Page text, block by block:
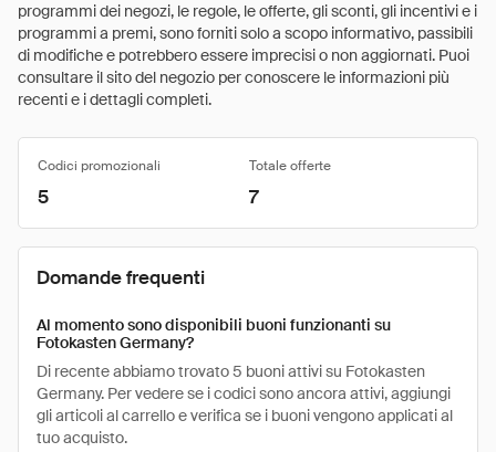
programmi dei negozi, le regole, le offerte, gli sconti, gli incentivi e i
programmi a premi, sono forniti solo a scopo informativo, passibili
di modifiche e potrebbero essere imprecisi o non aggiornati. Puoi
consultare il sito del negozio per conoscere le informazioni più
recenti e i dettagli completi.
Codici promozionali Totale offerte
5 7
Domande frequenti
Al momento sono disponibili buoni funzionanti su
Fotokasten Germany?
Di recente abbiamo trovato 5 buoni attivi su Fotokasten
Germany. Per vedere se i codici sono ancora attivi, aggiungi
gli articoli al carrello e verifica se i buoni vengono applicati al
tuo acquisto.